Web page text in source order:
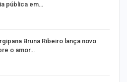
pública em…
Bruna Ribeiro lança novo
o amor…